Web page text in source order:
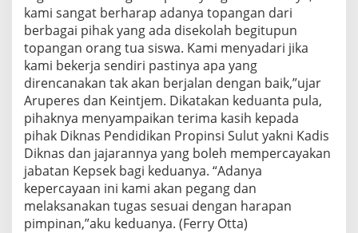
kami sangat berharap adanya topangan dari
berbagai pihak yang ada disekolah begitupun
topangan orang tua siswa. Kami menyadari jika
kami bekerja sendiri pastinya apa yang
direncanakan tak akan berjalan dengan baik,”ujar
Aruperes dan Keintjem. Dikatakan keduanta pula,
pihaknya menyampaikan terima kasih kepada
pihak Diknas Pendidikan Propinsi Sulut yakni Kadis
Diknas dan jajarannya yang boleh mempercayakan
jabatan Kepsek bagi keduanya. “Adanya
kepercayaan ini kami akan pegang dan
melaksanakan tugas sesuai dengan harapan
pimpinan,”aku keduanya. (Ferry Otta)